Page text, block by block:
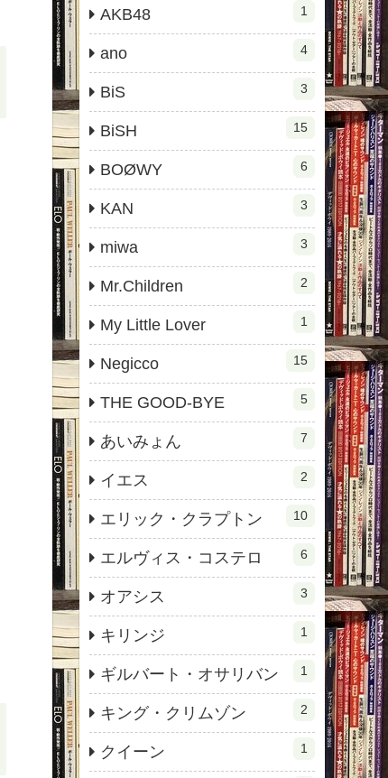
AKB48 1
ano 4
BiS 3
BiSH 15
BOØWY 6
KAN 3
miwa 3
Mr.Children 2
My Little Lover 1
Negicco 15
THE GOOD-BYE 5
あいみょん 7
イエス 2
エリック・クラプトン 10
エルヴィス・コステロ 6
オアシス 3
キリンジ 1
ギルバート・オサリバン 1
キング・クリムゾン 2
クイーン 1